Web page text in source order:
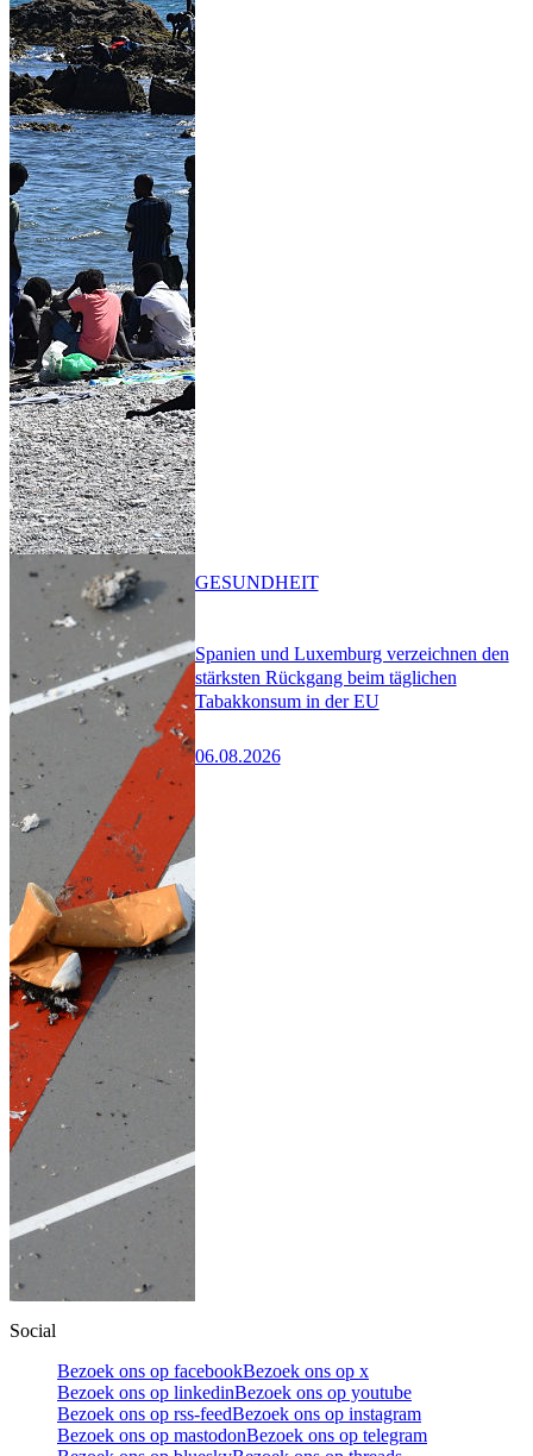
Spanien und Luxemburg verzeichnen den
stärksten Rückgang beim täglichen
Tabakkonsum in der EU
06.08.2026
GESUNDHEIT
Social
Bezoek ons op facebookBezoek ons op x
Bezoek ons op linkedinBezoek ons op youtube
Bezoek ons op rss-feedBezoek ons op instagram
Bezoek ons op mastodonBezoek ons op telegram